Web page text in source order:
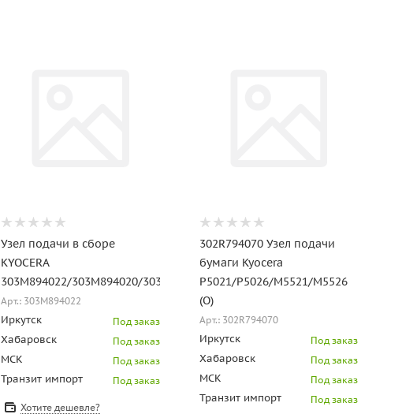
Узел подачи в сборе
KYOCERA
303M894022/303M894020/303M894021
Арт.: 303M894022
Иркутск Под заказ
Хабаровск Под заказ
МСК Под заказ
Транзит импорт Под заказ
Хотите дешевле?
302R794070 Узел подачи
бумаги Kyocera
P5021/P5026/M5521/M5526
(O)
Арт.: 302R794070
Иркутск Под заказ
Хабаровск Под заказ
МСК Под заказ
Транзит импорт Под заказ